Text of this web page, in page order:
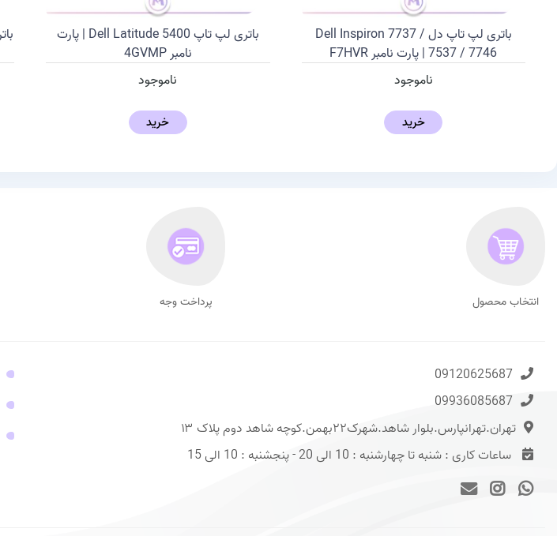
باتری لپ تاپ دل Dell Inspiron 7737 /
7537 / 7746 | پارت نامبر F7HVR
ناموجود
خرید
باتری لپ تاپ Dell Latitude 5400 | پارت
نامبر 4GVMP
ناموجود
خرید
انتخاب محصول پرداخت وجه
09120625687
09936085687
تهران.تهرانپارس.بلوار شاهد.شهرک۲۲بهمن.کوچه شاهد دوم پلاک ۱۳
ساعات کاری : شنبه تا چهارشنبه : 10 الی 20 - پنجشنبه : 10 الی 15